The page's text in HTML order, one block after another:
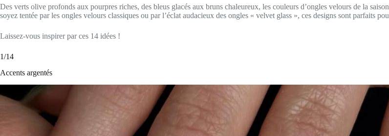
Des verts olive profonds aux pourpres riches, des bleus glacés aux bruns chaleureux, les couleurs d’ongles velours de la
soyez tentée par les ongles velours classiques ou par l’éclat audacieux des ongles « velvet glass », ces designs sont parfaits
Laissez-vous inspirer par ces 14 idées !
1/14
Accents argentés